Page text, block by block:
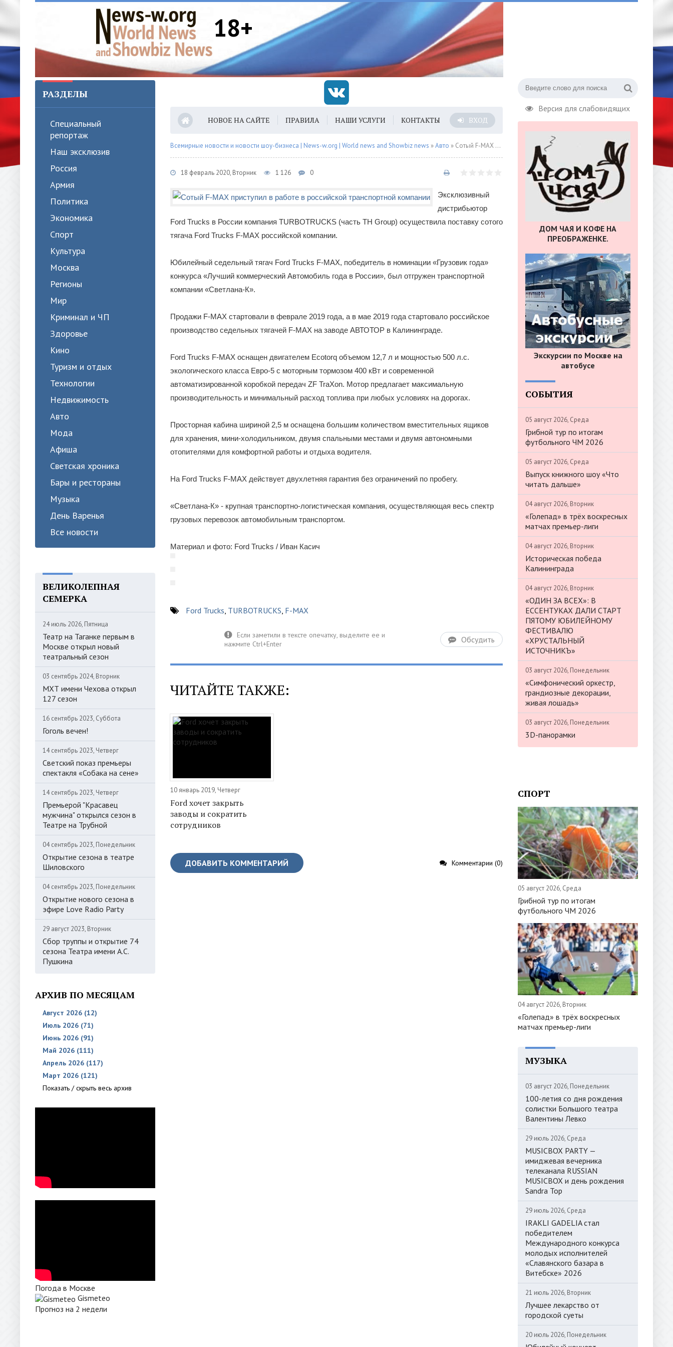
18+
Версия для слабовидящих
РАЗДЕЛЫ
Специальный
репортаж
Наш эксклюзив
Россия
Армия
Политика
Экономика
Спорт
Культура
Москва
Регионы
Мир
Криминал и ЧП
Здоровье
Кино
Туризм и отдых
Технологии
Недвижимость
Авто
Мода
Афиша
Светская хроника
Бары и рестораны
Музыка
День Варенья
Все новости
ВЕЛИКОЛЕПНАЯ
СЕМЕРКА
24 июль 2026, Пятница
Театр на Таганке первым в
Москве открыл новый
театральный сезон
03 сентябрь 2024, Вторник
МХТ имени Чехова открыл
127 сезон
16 сентябрь 2023, Суббота
Гоголь вечен!
14 сентябрь 2023, Четверг
Светский показ премьеры
спектакля «Собака на сене»
14 сентябрь 2023, Четверг
Премьерой "Красавец
мужчина" открылся сезон в
Театре на Трубной
04 сентябрь 2023, Понедельник
Открытие сезона в театре
Шиловского
04 сентябрь 2023, Понедельник
Открытие нового сезона в
эфире Love Radio Party
29 август 2023, Вторник
Сбор труппы и открытие 74
сезона Театра имени А.С.
Пушкина
АРХИВ ПО МЕСЯЦАМ
Август 2026 (12)
Июль 2026 (71)
Июнь 2026 (91)
Май 2026 (111)
Апрель 2026 (117)
Март 2026 (121)
Показать / скрыть весь архив
Погода в Москве
Gismeteo
Прогноз на 2 недели
НОВОЕ НА САЙТЕ ПРАВИЛА НАШИ УСЛУГИ КОНТАКТЫ ВХОД
Всемирные новости и новости шоу-бизнеса | News-w.org | World news and Showbiz news »Авто » Сотый F-MAX приступил в работе в российской транспортной компании
18 февраль 2020, Вторник 1 126 0
Эксклюзивный
дистрибьютор
Ford Trucks в России компания TURBOTRUCKS (часть TH Group) осуществила поставку сотого
тягача Ford Trucks F-MAX российской компании.
Юбилейный седельный тягач Ford Trucks F-MAX, победитель в номинации «Грузовик года»
конкурса «Лучший коммерческий Автомобиль года в России», был отгружен транспортной
компании «Светлана-К».
Продажи F-MAX стартовали в феврале 2019 года, а в мае 2019 года стартовало российское
производство седельных тягачей F-MAX на заводе АВТОТОР в Калининграде.
Ford Trucks F-MAX оснащен двигателем Ecotorq объемом 12,7 л и мощностью 500 л.с.
экологического класса Евро-5 с моторным тормозом 400 кВт и современной
автоматизированной коробкой передач ZF TraXon. Мотор предлагает максимальную
производительность и минимальный расход топлива при любых условиях на дорогах.
Просторная кабина шириной 2,5 м оснащена большим количеством вместительных ящиков
для хранения, мини-холодильником, двумя спальными местами и двумя автономными
отопителями для комфортной работы и отдыха водителя.
На Ford Trucks F-MAX действует двухлетняя гарантия без ограничений по пробегу.
«Светлана-К» - крупная транспортно-логистическая компания, осуществляющая весь спектр
грузовых перевозок автомобильным транспортом.
Материал и фото: Ford Trucks / Иван Касич
Ford Trucks, TURBOTRUCKS, F-MAX
Обсудить
ЧИТАЙТЕ ТАКЖЕ:
10 январь 2019, Четверг
Ford хочет закрыть
заводы и сократить
сотрудников
ДОБАВИТЬ КОММЕНТАРИЙ Комментарии (0)
ДОМ ЧАЯ И КОФЕ НА
ПРЕОБРАЖЕНКЕ.
Экскурсии по Москве на
автобусе
СОБЫТИЯ
05 август 2026, Среда
Грибной тур по итогам
футбольного ЧМ 2026
05 август 2026, Среда
Выпуск книжного шоу «Что
читать дальше»
04 август 2026, Вторник
«Голепад» в трёх воскресных
матчах премьер-лиги
04 август 2026, Вторник
Историческая победа
Калининграда
04 август 2026, Вторник
«ОДИН ЗА ВСЕХ»: В
ЕССЕНТУКАХ ДАЛИ СТАРТ
ПЯТОМУ ЮБИЛЕЙНОМУ
ФЕСТИВАЛЮ
«ХРУСТАЛЬНЫЙ
ИСТОЧНИКЪ»
03 август 2026, Понедельник
«Симфонический оркестр,
грандиозные декорации,
живая лошадь»
03 август 2026, Понедельник
3D-панорамки
СПОРТ
05 август 2026, Среда
Грибной тур по итогам
футбольного ЧМ 2026
04 август 2026, Вторник
«Голепад» в трёх воскресных
матчах премьер-лиги
МУЗЫКА
03 август 2026, Понедельник
100-летия со дня рождения
солистки Большого театра
Валентины Левко
29 июль 2026, Среда
MUSICBOX PARTY —
имиджевая вечерника
телеканала RUSSIAN
MUSICBOX и день рождения
Sandra Top
29 июль 2026, Среда
IRAKLI GADELIA стал
победителем
Международного конкурса
молодых исполнителей
«Славянского базара в
Витебске» 2026
21 июль 2026, Вторник
Лучшее лекарство от
городской суеты
20 июль 2026, Понедельник